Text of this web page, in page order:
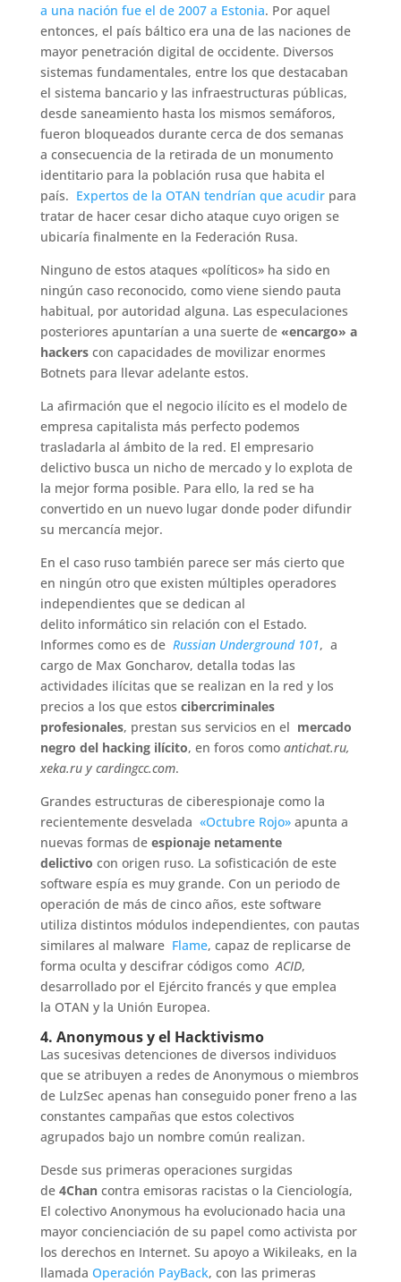
a una nación fue el de 2007 a Estonia. Por aquel
entonces, el país báltico era una de las naciones de
mayor penetración digital de occidente. Diversos
sistemas fundamentales, entre los que destacaban
el sistema bancario y las infraestructuras públicas,
desde saneamiento hasta los mismos semáforos,
fueron bloqueados durante cerca de dos semanas
a consecuencia de la retirada de un monumento
identitario para la población rusa que habita el
país. Expertos de la OTAN tendrían que acudirpara
tratar de hacer cesar dicho ataque cuyo origen se
ubicaría finalmente en la Federación Rusa.
Ninguno de estos ataques «políticos» ha sido en
ningún caso reconocido, como viene siendo pauta
habitual, por autoridad alguna. Las especulaciones
posteriores apuntarían a una suerte de «encargo» a
hackerscon capacidades de movilizar enormes
Botnets para llevar adelante estos.
La afirmación que el negocio ilícito es el modelo de
empresa capitalista más perfecto podemos
trasladarla al ámbito de la red. El empresario
delictivo busca un nicho de mercado y lo explota de
la mejor forma posible. Para ello, la red se ha
convertido en un nuevo lugar donde poder difundir
su mercancía mejor.
En el caso ruso también parece ser más cierto que
en ningún otro que existen múltiples operadores
independientes que se dedican al
delito informático sin relación con el Estado.
Informes como es de Russian Underground 101, a
cargo de Max Goncharov, detalla todas las
actividades ilícitas que se realizan en la red y los
precios a los que estos cibercriminales
profesionales, prestan sus servicios en el mercado
negro del hacking ilícito, en foros comoantichat.ru,
xeka.ru y cardingcc.com.
Grandes estructuras de ciberespionaje como la
recientemente desvelada «Octubre Rojo»apunta a
nuevas formas de espionaje netamente
delictivo con origen ruso. La sofisticación de este
software espía es muy grande. Con un periodo de
operación de más de cinco años, este software
utiliza distintos módulos independientes, con pautas
similares al malware Flame, capaz de replicarse de
forma oculta y descifrar códigos como ACID,
desarrollado por el Ejército francés y que emplea
la OTAN y la Unión Europea.
4. Anonymous y el Hacktivismo
Las sucesivas detenciones de diversos individuos
que se atribuyen a redes de Anonymous o miembros
de LulzSec apenas han conseguido poner freno a las
constantes campañas que estos colectivos
agrupados bajo un nombre común realizan.
Desde sus primeras operaciones surgidas
de 4Chancontra emisoras racistas o la Cienciología,
El colectivo Anonymous ha evolucionado hacia una
mayor concienciación de su papel como activista por
los derechos en Internet. Su apoyo a Wikileaks, en la
llamada Operación PayBack, con las primeras